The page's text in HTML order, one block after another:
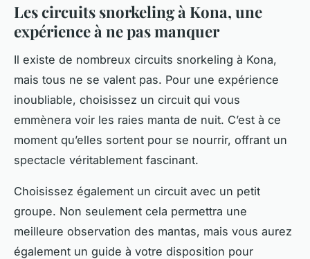
Les circuits snorkeling à Kona, une
expérience à ne pas manquer
Il existe de nombreux circuits snorkeling à Kona,
mais tous ne se valent pas. Pour une expérience
inoubliable, choisissez un circuit qui vous
emmènera voir les raies manta de nuit. C’est à ce
moment qu’elles sortent pour se nourrir, offrant un
spectacle véritablement fascinant.
Choisissez également un circuit avec un petit
groupe. Non seulement cela permettra une
meilleure observation des mantas, mais vous aurez
également un guide à votre disposition pour